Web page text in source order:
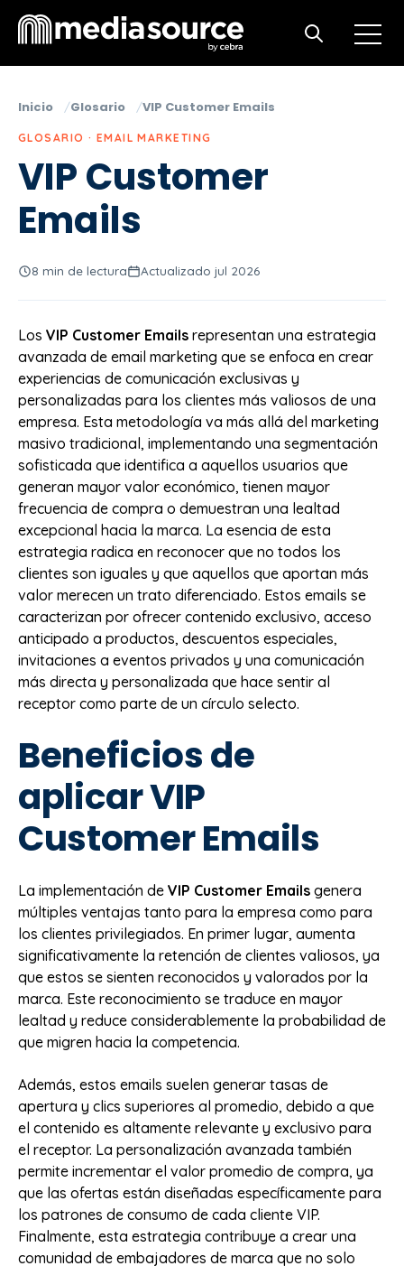
Open
Open search
Inicio Glosario VIP Customer Emails
GLOSARIO · EMAIL MARKETING
VIP Customer
Emails
8 min de lectura Actualizado jul 2026
Los VIP Customer Emails representan una estrategia
avanzada de email marketing que se enfoca en crear
experiencias de comunicación exclusivas y
personalizadas para los clientes más valiosos de una
empresa. Esta metodología va más allá del marketing
masivo tradicional, implementando una segmentación
sofisticada que identifica a aquellos usuarios que
generan mayor valor económico, tienen mayor
frecuencia de compra o demuestran una lealtad
excepcional hacia la marca. La esencia de esta
estrategia radica en reconocer que no todos los
clientes son iguales y que aquellos que aportan más
valor merecen un trato diferenciado. Estos emails se
caracterizan por ofrecer contenido exclusivo, acceso
anticipado a productos, descuentos especiales,
invitaciones a eventos privados y una comunicación
más directa y personalizada que hace sentir al
receptor como parte de un círculo selecto.
Beneficios de
aplicar VIP
Customer Emails
La implementación de VIP Customer Emails genera
múltiples ventajas tanto para la empresa como para
los clientes privilegiados. En primer lugar, aumenta
significativamente la retención de clientes valiosos, ya
que estos se sienten reconocidos y valorados por la
marca. Este reconocimiento se traduce en mayor
lealtad y reduce considerablemente la probabilidad de
que migren hacia la competencia.
Además, estos emails suelen generar tasas de
apertura y clics superiores al promedio, debido a que
el contenido es altamente relevante y exclusivo para
el receptor. La personalización avanzada también
permite incrementar el valor promedio de compra, ya
que las ofertas están diseñadas específicamente para
los patrones de consumo de cada cliente VIP.
Finalmente, esta estrategia contribuye a crear una
comunidad de embajadores de marca que no solo